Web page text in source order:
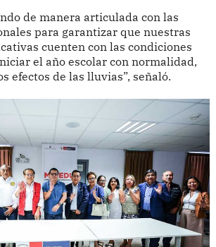
de manera articulada con las
para garantizar que nuestras
cuenten con las condiciones
el año escolar con normalidad,
efectos de las lluvias”, señaló.